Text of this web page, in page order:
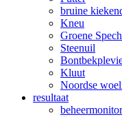
bruine
Kneu
Groene
Steenuil
Kluut
Noordse
resultaat